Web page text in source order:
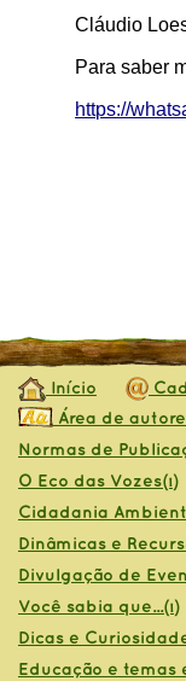
Cláudio
Para saber
https://
Início
Área de
Normas de
O Eco das Vozes(1)
Cidadania
Dinâmicas e
Divulgação de
Você sabia que...(1)
Dicas e
Educação e temas